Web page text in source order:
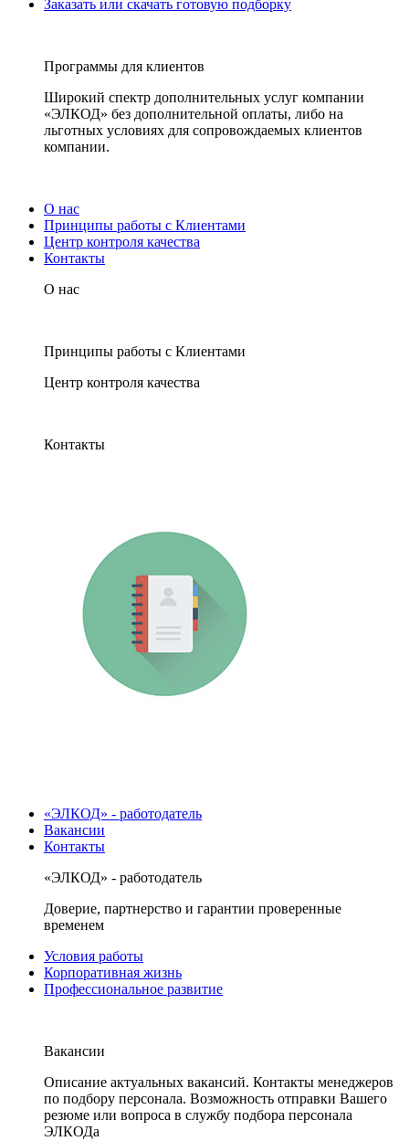
Заказать или скачать готовую подборку
Программы для клиентов
Широкий спектр дополнительных услуг компании
«ЭЛКОД» без дополнительной оплаты, либо на
льготных условиях для сопровождаемых клиентов
компании.
О нас
Принципы работы с Клиентами
Центр контроля качества
Контакты
О нас
Принципы работы с Клиентами
Центр контроля качества
Контакты
«ЭЛКОД» - работодатель
Вакансии
Контакты
«ЭЛКОД» - работодатель
Доверие, партнерство и гарантии проверенные
временем
Условия работы
Корпоративная жизнь
Профессиональное развитие
Вакансии
Описание актуальных вакансий. Контакты менеджеров
по подбору персонала. Возможность отправки Вашего
резюме или вопроса в службу подбора персонала
ЭЛКОДа